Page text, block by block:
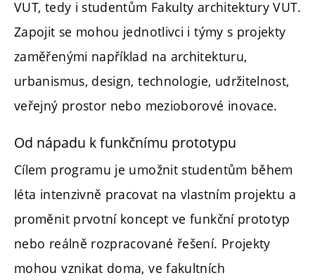
VUT, tedy i studentům Fakulty architektury VUT.
Zapojit se mohou jednotlivci i týmy s projekty
zaměřenými například na architekturu,
urbanismus, design, technologie, udržitelnost,
veřejný prostor nebo mezioborové inovace.
Od nápadu k funkčnímu prototypu
Cílem programu je umožnit studentům během
léta intenzivně pracovat na vlastním projektu a
proměnit prvotní koncept ve funkční prototyp
nebo reálně rozpracované řešení. Projekty
mohou vznikat doma, ve fakultních